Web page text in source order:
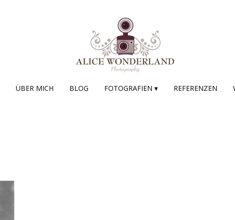
ÜBER MICH BLOG FOTOGRAFIEN ▾ REFERENZEN